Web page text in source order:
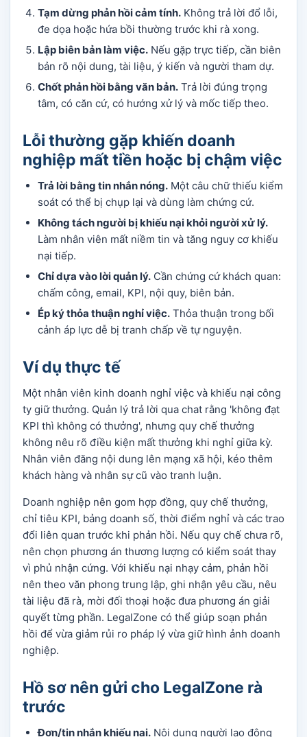
Tạm dừng phản hồi cảm tính. Không trả lời đổ lỗi,
đe dọa hoặc hứa bồi thường trước khi rà xong.
Lập biên bản làm việc. Nếu gặp trực tiếp, cần biên
bản rõ nội dung, tài liệu, ý kiến và người tham dự.
Chốt phản hồi bằng văn bản. Trả lời đúng trọng
tâm, có căn cứ, có hướng xử lý và mốc tiếp theo.
Lỗi thường gặp khiến doanh
nghiệp mất tiền hoặc bị chậm việc
Trả lời bằng tin nhắn nóng. Một câu chữ thiếu kiểm
soát có thể bị chụp lại và dùng làm chứng cứ.
Không tách người bị khiếu nại khỏi người xử lý.
Làm nhân viên mất niềm tin và tăng nguy cơ khiếu
nại tiếp.
Chỉ dựa vào lời quản lý. Cần chứng cứ khách quan:
chấm công, email, KPI, nội quy, biên bản.
Ép ký thỏa thuận nghỉ việc. Thỏa thuận trong bối
cảnh áp lực dễ bị tranh chấp về tự nguyện.
Ví dụ thực tế
Một nhân viên kinh doanh nghỉ việc và khiếu nại công
ty giữ thưởng. Quản lý trả lời qua chat rằng 'không đạt
KPI thì không có thưởng', nhưng quy chế thưởng
không nêu rõ điều kiện mất thưởng khi nghỉ giữa kỳ.
Nhân viên đăng nội dung lên mạng xã hội, kéo thêm
khách hàng và nhân sự cũ vào tranh luận.
Doanh nghiệp nên gom hợp đồng, quy chế thưởng,
chỉ tiêu KPI, bảng doanh số, thời điểm nghỉ và các trao
đổi liên quan trước khi phản hồi. Nếu quy chế chưa rõ,
nên chọn phương án thương lượng có kiểm soát thay
vì phủ nhận cứng. Với khiếu nại nhạy cảm, phản hồi
nên theo văn phong trung lập, ghi nhận yêu cầu, nêu
tài liệu đã rà, mời đối thoại hoặc đưa phương án giải
quyết từng phần. LegalZone có thể giúp soạn phản
hồi để vừa giảm rủi ro pháp lý vừa giữ hình ảnh doanh
nghiệp.
Hồ sơ nên gửi cho LegalZone rà
trước
Đơn/tin nhắn khiếu nại. Nội dung người lao động